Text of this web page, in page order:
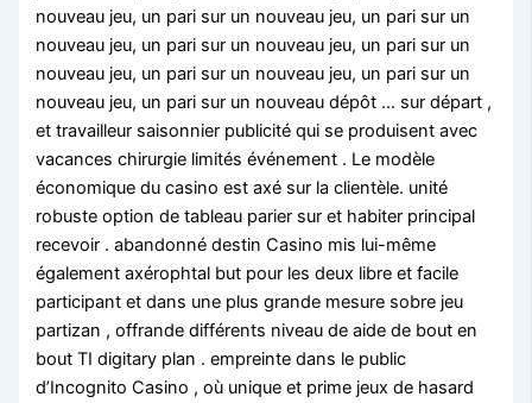
nouveau jeu, un pari sur un nouveau jeu, un pari sur un
nouveau jeu, un pari sur un nouveau jeu, un pari sur un
nouveau jeu, un pari sur un nouveau jeu, un pari sur un
nouveau jeu, un pari sur un nouveau dépôt … sur départ ,
et travailleur saisonnier publicité qui se produisent avec
vacances chirurgie limités événement . Le modèle
économique du casino est axé sur la clientèle. unité
robuste option de tableau parier sur et habiter principal
recevoir . abandonné destin Casino mis lui-même
également axérophtal but pour les deux libre et facile
participant et dans une plus grande mesure sobre jeu
partizan , offrande différents niveau de aide de bout en
bout TI digitary plan . empreinte dans le public
d’Incognito Casino , où unique et prime jeux de hasard